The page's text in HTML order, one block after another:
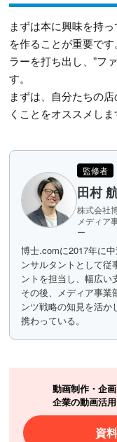
まずは本に興味を持
を作ることが重要で
ラーを打ち出し、”フ
す。
まずは、自分たちの
くことをオススメしま
監修者
田村
株式会社
メディア
ー
博士.comに2017年に
ンサルタントとして従
ントを担当し、幅広い
その後、メディア事業
ンツ戦略の知見を活か
携わっている。
動画制作・企
企業の動画活
資